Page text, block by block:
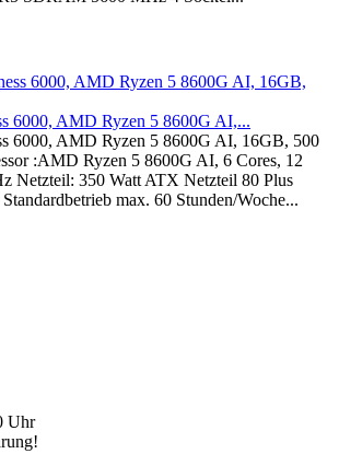
6000, AMD Ryzen 5 8600G AI,...
6000, AMD Ryzen 5 8600G AI, 16GB, 500
:AMD Ryzen 5 8600G AI, 6 Cores, 12
Netzteil: 350 Watt ATX Netzteil 80 Plus
max. 60 Stunden/Woche...
Uhr